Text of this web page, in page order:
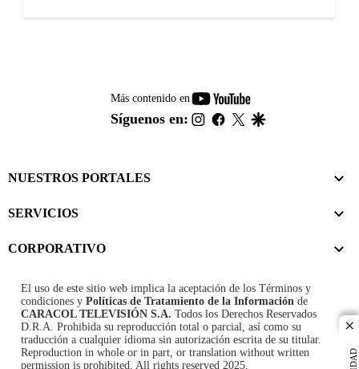
Más contenido en
youtube-
footer
Síguenos en: instagram
facebook
twitter
NUESTROS PORTALES
SERVICIOS
CORPORATIVO
El uso de este sitio web implica la aceptación de los Términos y
condiciones y Políticas de Tratamiento de la Información de
CARACOL TELEVISIÓN S.A. Todos los Derechos Reservados
D.R.A. Prohibida su reproducción total o parcial, así como su
traducción a cualquier idioma sin autorización escrita de su titular.
Reproduction in whole or in part, or translation without written
permission is prohibited. All rights reserved 2025.